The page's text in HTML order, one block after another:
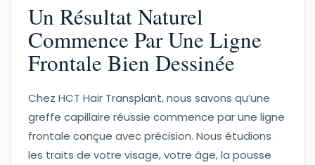
Un Résultat Naturel
Commence Par Une Ligne
Frontale Bien Dessinée
Chez HCT Hair Transplant, nous savons qu’une
greffe capillaire réussie commence par une ligne
frontale conçue avec précision. Nous étudions
les traits de votre visage, votre âge, la pousse